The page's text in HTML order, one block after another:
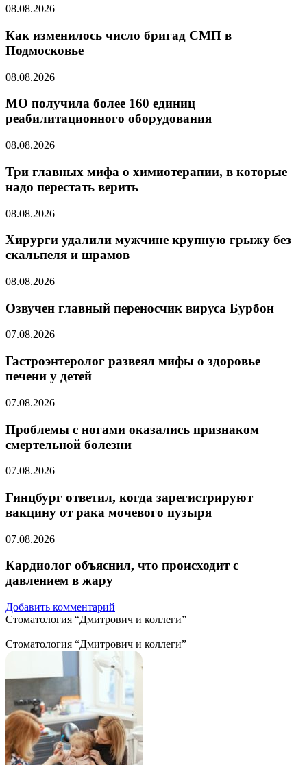
08.08.2026
Как изменилось число бригад СМП в
Подмосковье
08.08.2026
МО получила более 160 единиц
реабилитационного оборудования
08.08.2026
Три главных мифа о химиотерапии, в которые
надо перестать верить
08.08.2026
Хирурги удалили мужчине крупную грыжу без
скальпеля и шрамов
08.08.2026
Озвучен главный переносчик вируса Бурбон
07.08.2026
Гастроэнтеролог развеял мифы о здоровье
печени у детей
07.08.2026
Проблемы с ногами оказались признаком
смертельной болезни
07.08.2026
Гинцбург ответил, когда зарегистрируют
вакцину от рака мочевого пузыря
07.08.2026
Кардиолог объяснил, что происходит с
давлением в жару
Добавить комментарий
Стоматология “Дмитрович и коллеги”
Стоматология “Дмитрович и коллеги”